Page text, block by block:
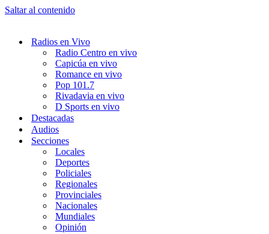
Saltar al contenido
Radios en Vivo
Radio Centro en vivo
Capicúa en vivo
Romance en vivo
Pop 101.7
Rivadavia en vivo
D Sports en vivo
Destacadas
Audios
Secciones
Locales
Deportes
Policiales
Regionales
Provinciales
Nacionales
Mundiales
Opinión